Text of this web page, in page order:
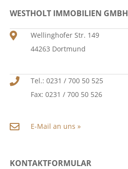
WESTHOLT IMMOBILIEN GMBH
Wellinghofer Str. 149
44263 Dortmund
Tel.: 0231 / 700 50 525
Fax: 0231 / 700 50 526
E-Mail an uns »
KONTAKTFORMULAR